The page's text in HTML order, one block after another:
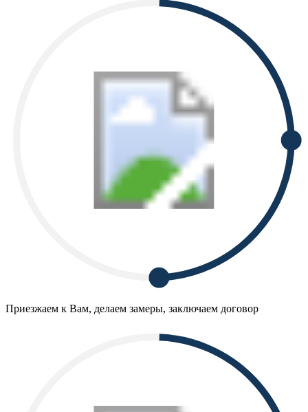
Приезжаем к Вам, делаем замеры, заключаем договор